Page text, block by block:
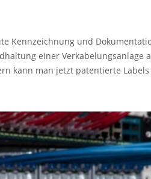
Kennzeichnung und
einer Verkabelungsanlage
kann man jetzt patentierte